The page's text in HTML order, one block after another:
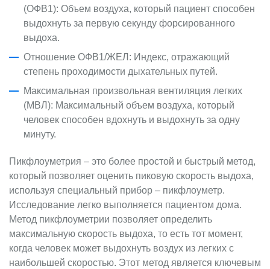
(ОФВ1): Объем воздуха, который пациент способен
выдохнуть за первую секунду форсированного
выдоха.
Отношение ОФВ1/ЖЕЛ: Индекс, отражающий
степень проходимости дыхательных путей.
Максимальная произвольная вентиляция легких
(МВЛ): Максимальный объем воздуха, который
человек способен вдохнуть и выдохнуть за одну
минуту.
Пикфлоуметрия – это более простой и быстрый метод,
который позволяет оценить пиковую скорость выдоха,
используя специальный прибор – пикфлоуметр.
Исследование легко выполняется пациентом дома.
Метод пикфлоуметрии позволяет определить
максимальную скорость выдоха, то есть тот момент,
когда человек может выдохнуть воздух из легких с
наибольшей скоростью. Этот метод является ключевым